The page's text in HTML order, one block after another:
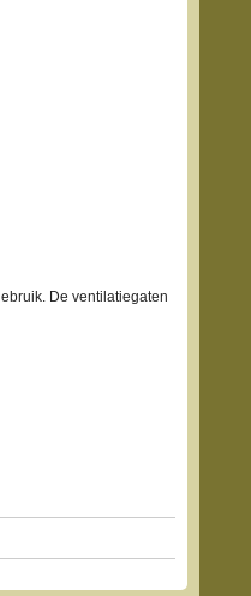
De ventilatiegaten